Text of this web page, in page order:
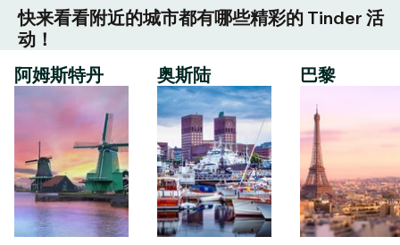
快来看看附近的城市都有哪些精彩的 Tinder 活
动！
阿姆斯特丹
奥斯陆 巴黎